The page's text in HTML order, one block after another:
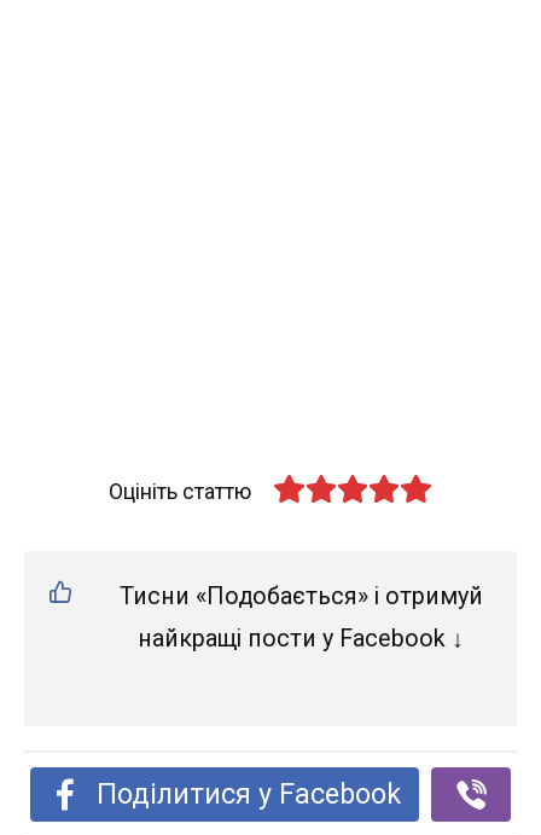
Оцініть статтю
Тисни «Подобається» і отримуй
найкращі пости у Facebook ↓
Поділитися у Facebook